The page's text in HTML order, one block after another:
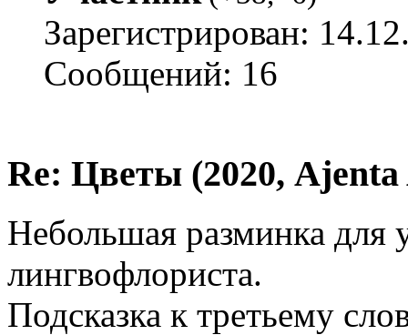
Зарегистрирован:
Сообщений: 16
Re: Цветы (2020,
Небольшая разминка
лингвофлориста.
Подсказка к третьему